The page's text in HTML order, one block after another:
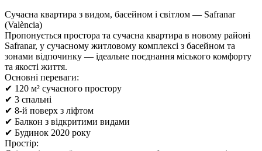
Сучасна квартира з видом, басейном і світлом — Safranar
(València)
Пропонується простора та сучасна квартира в новому районі
Safranar, у сучасному житловому комплексі з басейном та
зонами відпочинку — ідеальне поєднання міського комфорту
та якості життя.
Основні переваги:
✔ 120 м² сучасного простору
✔ 3 спальні
✔ 8-й поверх з ліфтом
✔ Балкон з відкритими видами
✔ Будинок 2020 року
Простір: